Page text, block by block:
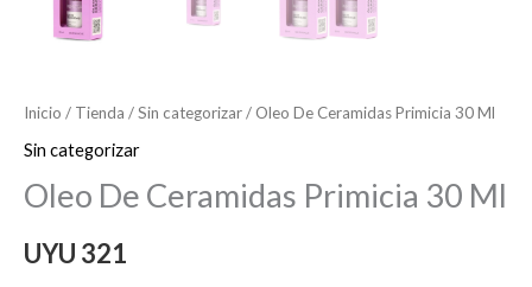
Inicio / Tienda /Sin categorizar/ Oleo De Ceramidas Primicia 30 Ml
Sin categorizar
Oleo De Ceramidas Primicia 30 Ml
UYU 321